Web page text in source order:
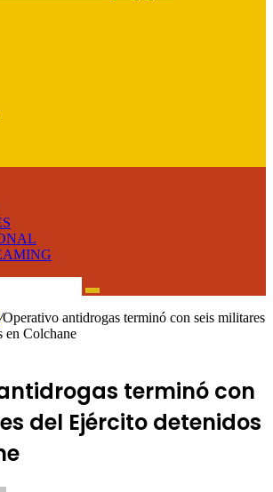
Buscar
/Operativo antidrogas terminó con seis militares
en Colchane
terminó con
del Ejército detenidos